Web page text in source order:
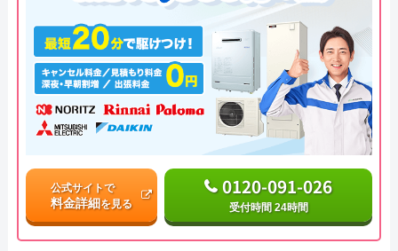
公式サイトで
料金詳細を見る
0120-091-026
受付時間 24時間